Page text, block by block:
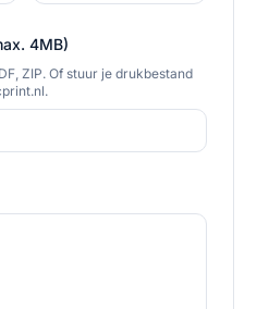
4MB)
ZIP. Of stuur je drukbestand